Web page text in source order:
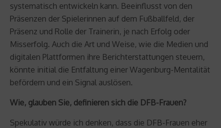
systematisch entwickeln kann. Beeinflusst von den
Präsenzen der Spielerinnen auf dem Fußballfeld, der
Präsenz und Rolle der Trainerin, je nach Erfolg oder
Misserfolg. Auch die Art und Weise, wie die Medien und
digitalen Plattformen ihre Berichterstattungen steuern,
könnte initial die Entfaltung einer Wagenburg-Mentalität
befördern und ein Signal auslösen.
Wie, glauben Sie, definieren sich die DFB-Frauen?
Spekulativ würde ich denken, dass die DFB-Frauen eher